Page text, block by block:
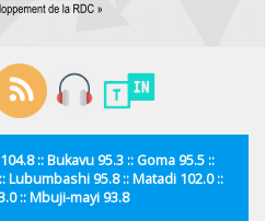
:: Bukavu 95.3 :: Goma 95.5 ::
Lubumbashi 95.8 :: Matadi 102.0 ::
:: Mbuji-mayi 93.8